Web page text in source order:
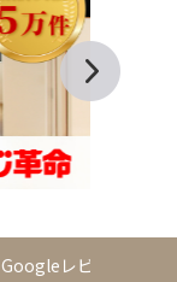
Googleレビュー